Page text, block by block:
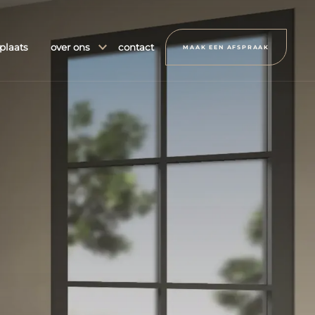
over ons contact MAAK EEN AFSPRAAK